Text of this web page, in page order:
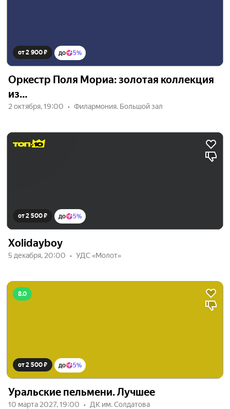
от 2 900 ₽ до 5%
Оркестр Поля Мориа: золотая коллекция
из…
2 октября, 19:00 Филармония. Большой зал
от 2 500 ₽ до 5%
Xolidayboy
5 декабря, 20:00 УДС «Молот»
8.0
от 2 500 ₽ до 5%
Уральские пельмени. Лучшее
10 марта 2027, 19:00 ДК им. Солдатова